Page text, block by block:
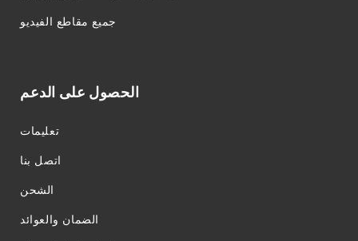
جميع مقاطع الفيديو
الحصول على الدعم
تعليمات
اتصل بنا
الشحن
الضمان والعوائد